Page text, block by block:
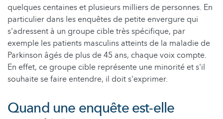
quelques centaines et plusieurs milliers de personnes. En
particulier dans les enquêtes de petite envergure qui
s'adressent à un groupe cible très spécifique, par
exemple les patients masculins atteints de la maladie de
Parkinson âgés de plus de 45 ans, chaque voix compte.
En effet, ce groupe cible représente une minorité et s'il
souhaite se faire entendre, il doit s'exprimer.
Quand une enquête est-elle